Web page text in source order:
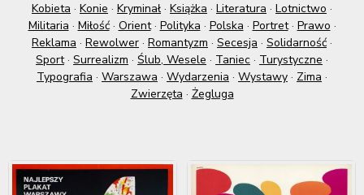
Kobieta · Konie · Kryminał · Książka · Literatura · Lotnictwo ·
Militaria · Miłość· Orient· Polityka · Polska · Portret· Prawo ·
Reklama · Rewolwer · Romantyzm · Secesja · Solidarność ·
Sport· Surrealizm · Ślub, Wesele · Taniec · Turystyczne ·
Typografia · Warszawa · Wydarzenia · Wystawy · Zima ·
Zwierzęta · Żegluga